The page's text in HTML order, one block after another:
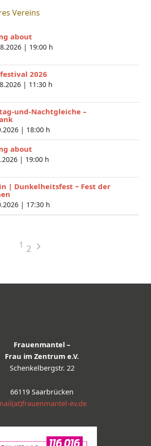
Vereins
about
| 19:00 h
2026
| 11:30 h
und-Nachtgleiche –
| 18:00 h
about
| 19:00 h
| Dunkelheitsfest − Fest der
| 17:30 h
1 2
Frauenmantel –
Frau im Zentrum e.V.
Schenkelbergstr. 22
66119 Saarbrücken
ev.de